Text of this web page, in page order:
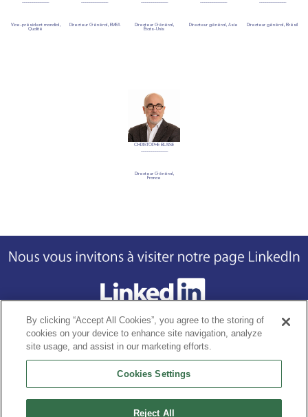
Vice-président mondial,
Qualité
Directeur Général, EMEA Directeur Général,
États-Unis
Directeur général, Asie Directeur général, Brésil
CHRISTOPHE BLAISE
Directeur Général,
France
Footer
HomeNotre HistoireNos Produits La Différence BQ
Conditions d’utilisation
Un fier membre du Grupo Bimbo
By clicking “Accept All Cookies”, you agree to the storing of
cookies on your device to enhance site navigation, analyze
site usage, and assist in our marketing efforts.
Cookies Settings
Reject All